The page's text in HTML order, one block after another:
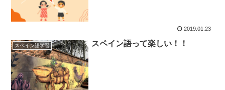
2019.01.23
スペイン語学習 スペイン語って楽しい！！